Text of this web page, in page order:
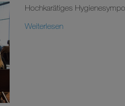
Hochkarätiges
Weiterlesen